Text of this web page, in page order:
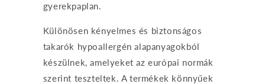
gyerekpaplan.
Különösen kényelmes és biztonságos
takarók hypoallergén alapanyagokból
készülnek, amelyeket az európai normák
szerint teszteltek. A termékek könnyűek